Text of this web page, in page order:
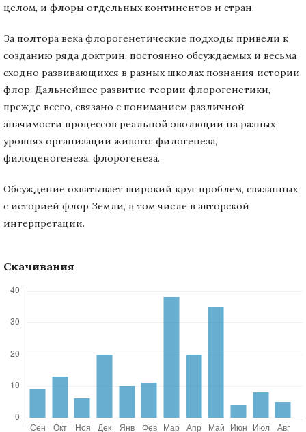
целом, и флоры отдельных континентов и стран.
За полтора века флорогенетические подходы привели к
созданию ряда доктрин, постоянно обсуждаемых и весьма
сходно развивающихся в разных школах познания истории
флор. Дальнейшее развитие теории флорогенетики,
прежде всего, связано с пониманием различной
значимости процессов реальной эволюции на разных
уровнях организации живого: филогенеза,
филоценогенеза, флорогенеза.
Обсуждение охватывает широкий круг проблем, связанных
с историей флор Земли, в том числе в авторской
интерпретации.
Скачивания